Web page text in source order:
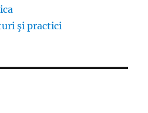
şi practici